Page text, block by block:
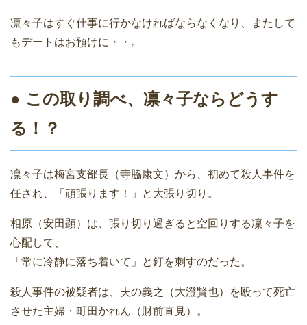
凛々子はすぐ仕事に行かなければならなくなり、またして
もデートはお預けに・・。
● この取り調べ、凛々子ならどうす
る！？
凜々子は梅宮支部長（寺脇康文）から、初めて殺人事件を
任され、「頑張ります！」と大張り切り。
相原（安田顕）は、張り切り過ぎると空回りする凜々子を
心配して、
「常に冷静に落ち着いて」と釘を刺すのだった。
殺人事件の被疑者は、夫の義之（大澄賢也）を殴って死亡
させた主婦・町田かれん（財前直見）。